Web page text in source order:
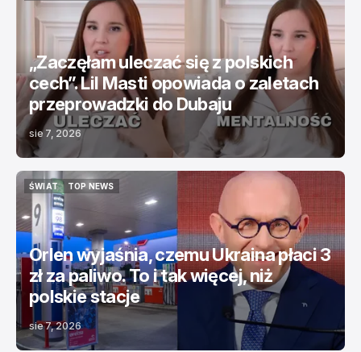
INFLU
TOP NEWS
„Zaczęłam uleczać się z polskich
cech”. Lil Masti opowiada o zaletach
przeprowadzki do Dubaju
sie 7, 2026
ŚWIAT
ŚWIAT
TOP NEWS
Orlen wyjaśnia, czemu Ukraina płaci 3
zł za paliwo. To i tak więcej, niż
polskie stacje
sie 7, 2026